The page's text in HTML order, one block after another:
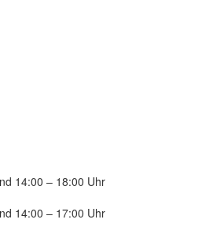
14:00 – 18:00 Uhr
14:00 – 17:00 Uhr